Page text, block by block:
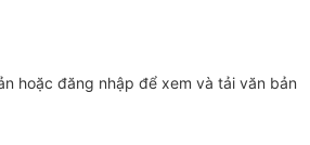
hoặc đăng nhập để xem và tải văn bản